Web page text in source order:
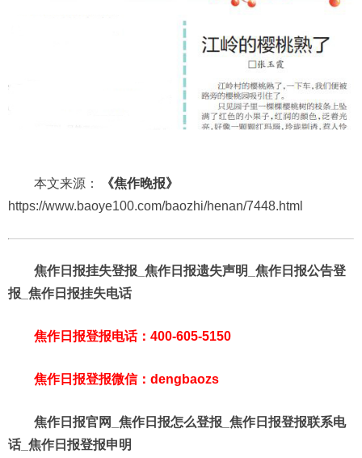
本文来源：
《焦作晚报》
https://www.baoye100.com/baozhi/henan/7448.html
焦作日报挂失登报_焦作日报遗失声明_焦作日报公告登
报_焦作日报挂失电话
焦作日报登报电话：400-605-5150
焦作日报登报微信：dengbaozs
焦作日报官网_焦作日报怎么登报_焦作日报登报联系电
话_焦作日报登报申明